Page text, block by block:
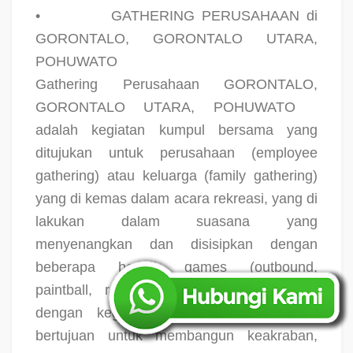
•
GATHERING PERUSAHAAN di
GORONTALO, GORONTALO UTARA,
POHUWATO
Gathering Perusahaan GORONTALO,
GORONTALO UTARA, POHUWATO
adalah kegiatan kumpul bersama yang
ditujukan untuk perusahaan (employee
gathering) atau keluarga (family gathering)
yang di kemas dalam acara rekreasi, yang di
lakukan dalam suasana yang
menyenangkan dan disisipkan dengan
beberapa bentuk games (outbound,
paintball, rafting, dll yang di sesuaikan
dengan kegiatan program wisata yang
bertujuan untuk membangun keakraban,